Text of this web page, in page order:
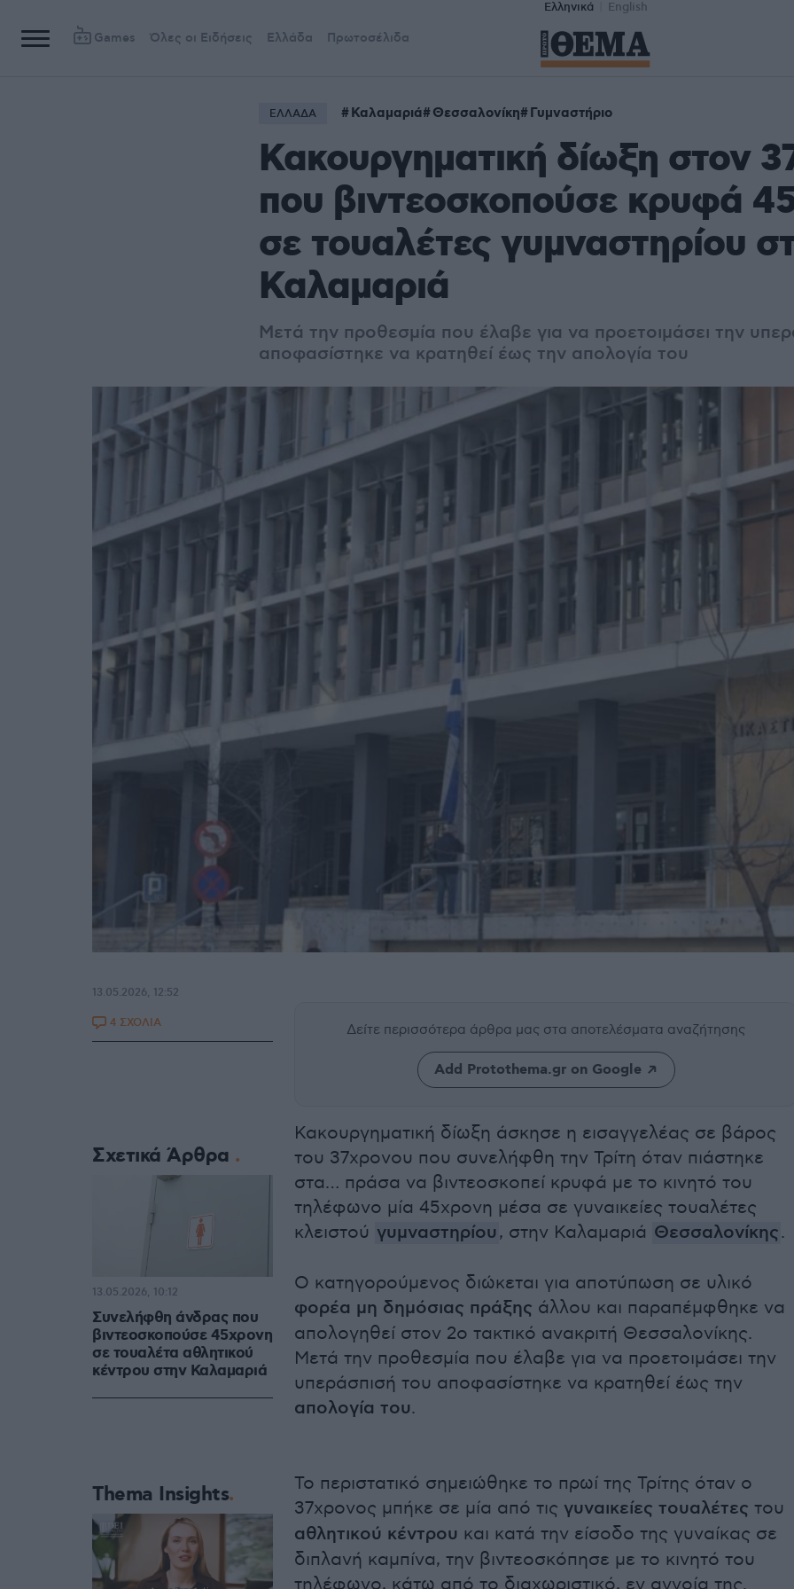
Ελληνικά English
Games Όλες οι Ειδήσεις Ελλάδα Πρωτοσέλιδα
ΕΛΛΑΔΑ Καλαμαριά Θεσσαλονίκη Γυμναστήριο
Κακουργηματική δίωξη στον
που βιντεοσκοπούσε κρυφά
σε τουαλέτες γυμναστηρίου
Καλαμαριά
Μετά την προθεσμία που έλαβε για να προετοιμάσει την
αποφασίστηκε να κρατηθεί έως την απολογία του
Δείτε περισσότερα άρθρα μας στα αποτελέσματα αναζήτησης
Add Protothema.gr on Google
Κακουργηματική δίωξη άσκησε η εισαγγελέας σε βάρος
του 37χρονου που συνελήφθη την Τρίτη όταν πιάστηκε
στα… πράσα να βιντεοσκοπεί κρυφά με το κινητό του
τηλέφωνο μία 45χρονη μέσα σε γυναικείες τουαλέτες
κλειστού γυμναστηρίου, στην Καλαμαριά Θεσσαλονίκης.
Ο κατηγορούμενος διώκεται για αποτύπωση σε υλικό
φορέα μη δημόσιας πράξης άλλου και παραπέμφθηκε να
απολογηθεί στον 2ο τακτικό ανακριτή Θεσσαλονίκης.
Μετά την προθεσμία που έλαβε για να προετοιμάσει την
υπεράσπισή του αποφασίστηκε να κρατηθεί έως την
απολογία του.
Το περιστατικό σημειώθηκε το πρωί της Τρίτης όταν ο
37χρονος μπήκε σε μία από τις γυναικείες τουαλέτες του
αθλητικού κέντρου και κατά την είσοδο της γυναίκας σε
διπλανή καμπίνα, την βιντεοσκόπησε με το κινητό του
τηλέφωνο, κάτω από το διαχωριστικό, εν αγνοία της.
13.05.2026, 12:52
4 ΣΧΟΛΙΑ
Σχετικά Άρθρα
Συνελήφθη άνδρας που
βιντεοσκοπούσε 45χρονη
σε τουαλέτα αθλητικού
κέντρου στην Καλαμαριά
13.05.2026, 10:12
Thema Insights